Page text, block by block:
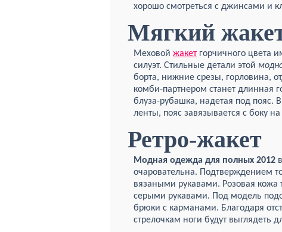
хорошо смотреться с джинсами и
Мягкий
Меховой жакет горчичного цвета
силуэт. Стильные детали этой
борта, нижние срезы, горловина,
комби-партнером станет длинная
блуза-рубашка, надетая под пояс.
ленты, пояс завязывается с боку на
Ретро-жакет
Модная одежда для полных 2012
очаровательна. Подтверждением
вязаными рукавами. Розовая кожа
серыми рукавами. Под модель
брюки с карманами. Благодаря
стрелочкам ноги будут выглядеть